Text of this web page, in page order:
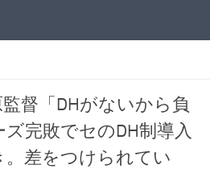
監督「DHがないから負
完敗でセのDH制導入
。差をつけられてい